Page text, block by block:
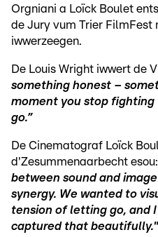
Orgniani a Loïck Boulet
de Jury vum Trier FilmFest
iwwerzeegen.
De Louis Wright iwwert de
something honest –
moment you stop
go.”
De Cinematograf Loïck
d'Zesummenaarbecht esou:
between sound and
synergy. We wanted to
tension of letting go, and
captured that beautifully."